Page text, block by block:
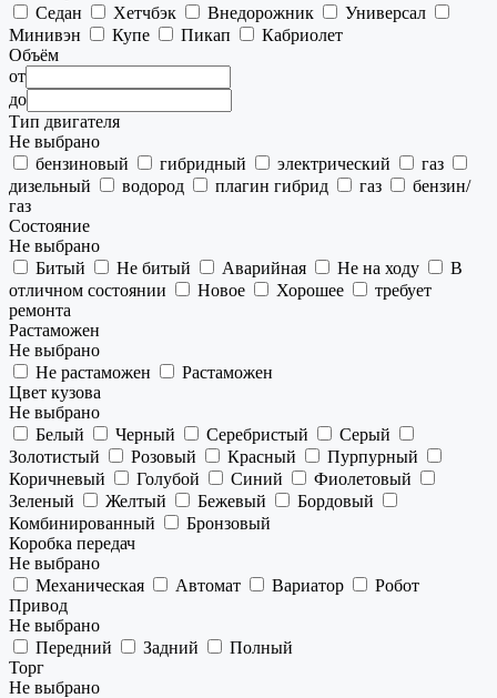
Седан
Хетчбэк Внедорожник
Универсал
Минивэн
Купе Пикап
Кабриолет
Объём
от
до
Тип двигателя
Не выбрано
бензиновый
гибридный электрический
газ
дизельный
водород плагин гибрид газ
бензин/
газ
Состояние
Не выбрано
Битый
Не битый Аварийная Не на ходу
В
отличном состоянии
Новое Хорошее
требует
ремонта
Растаможен
Не выбрано
Не растаможен
Растаможен
Цвет кузова
Не выбрано
Белый
Черный Серебристый
Серый
Золотистый
Розовый Красный
Пурпурный
Коричневый
Голубой Синий
Фиолетовый
Зеленый
Желтый Бежевый
Бордовый
Комбинированный
Бронзовый
Коробка передач
Не выбрано
Механическая
Автомат Вариатор
Робот
Привод
Не выбрано
Передний
Задний
Полный
Торг
Не выбрано